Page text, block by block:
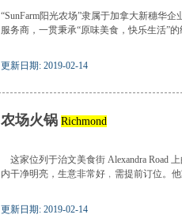
“SunFarm阳光农场”隶属于加拿大新穗华
服务商，一贯秉承“原味美食，快乐生活”的
更新日期: 2019-02-14
农场火锅 Richmond
这家位列于治文美食街 Alexandra Road
内干净明亮，生意非常好﹐需提前订位。
更新日期: 2019-02-14